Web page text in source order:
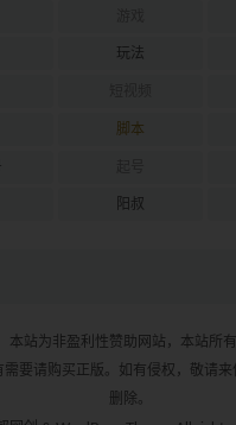
玩法
脚本
阳叔
本站为非盈利性赞助网站，本站所
需要请购买正版。如有侵权，敬请
删除。